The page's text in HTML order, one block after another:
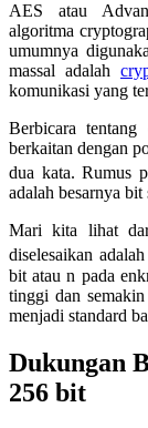
AES atau
algoritma
umumnya
massal adalah
komunikasi yang
Berbicara
berkaitan dengan
dua kata. Rumus
adalah besarnya
Mari kita lihat
diselesaikan
bit atau n pada
tinggi dan
menjadi standard
Dukungan
256 bit